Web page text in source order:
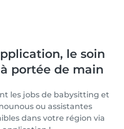
le soin
portée de main
les jobs de babysitting et
ou assistantes
dans votre région via